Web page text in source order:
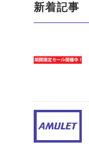
新着記事